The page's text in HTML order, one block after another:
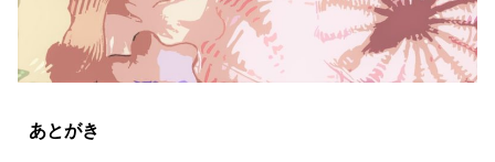
あとがき